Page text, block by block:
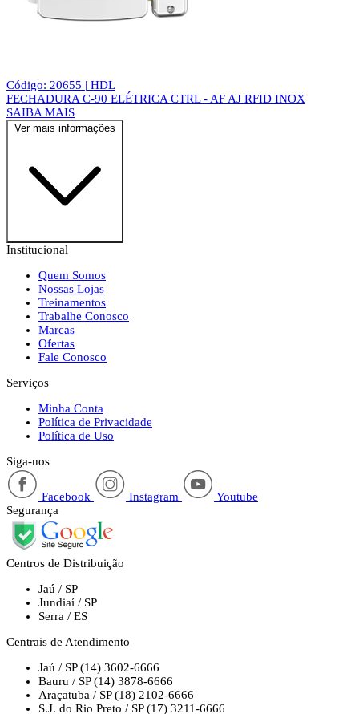
Código: 20655 | HDL
FECHADURA C-90 ELÉTRICA CTRL - AF AJ RFID INOX
SAIBA MAIS
Ver mais informações
Institucional
Quem Somos
Nossas Lojas
Treinamentos
Trabalhe Conosco
Marcas
Ofertas
Fale Conosco
Serviços
Minha Conta
Política de Privacidade
Política de Uso
Siga-nos
Facebook Instagram
Youtube
Segurança
Centros de Distribuição
Jaú / SP
Jundiaí / SP
Serra / ES
Centrais de Atendimento
Jaú / SP (14) 3602-6666
Bauru / SP (14) 3878-6666
Araçatuba / SP (18) 2102-6666
S.J. do Rio Preto / SP (17) 3211-6666